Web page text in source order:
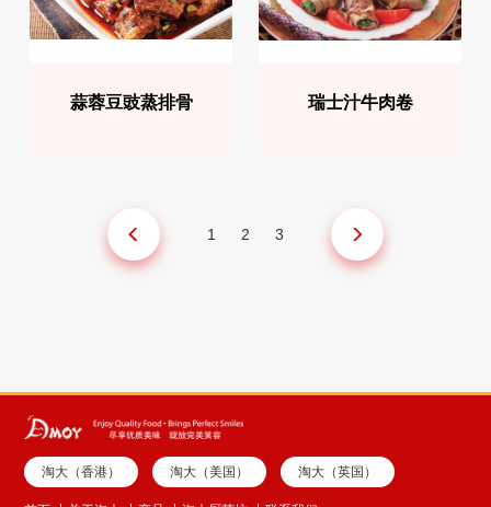
蒜蓉豆豉蒸排骨 瑞士汁牛肉卷
1 2 3
淘大（香港） 淘大（美国） 淘大（英国）